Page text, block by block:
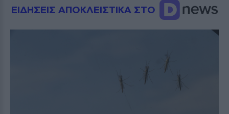
ΕΙΔΗΣΕΙΣ ΑΠΟΚΛΕΙΣΤΙΚΑ ΣΤΟ